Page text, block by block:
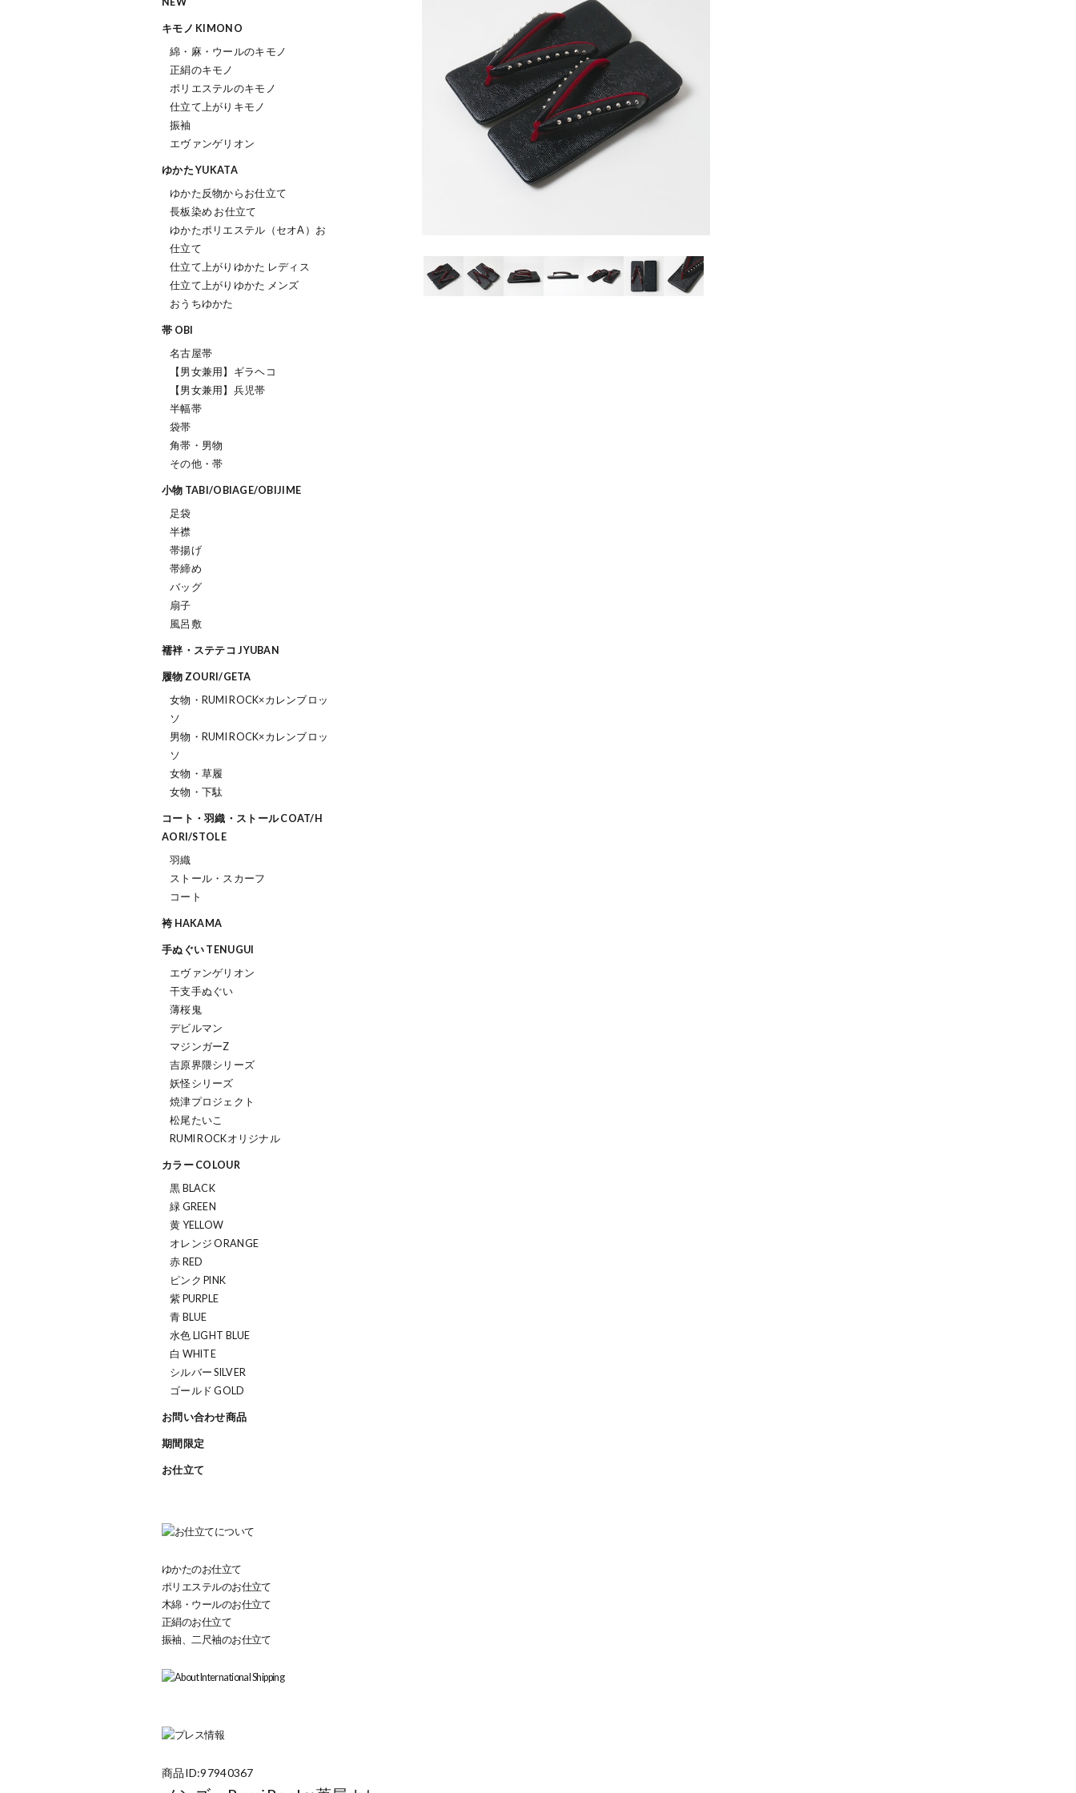
キモノ KIMONO
綿・麻・ウールのキモノ
正絹のキモノ
ポリエステルのキモノ
仕立て上がりキモノ
振袖
エヴァンゲリオン
ゆかた YUKATA
ゆかた反物からお仕立て
長板染め お仕立て
ゆかたポリエステル（セオΑ）お
仕立て
仕立て上がりゆかた レディス
仕立て上がりゆかた メンズ
おうちゆかた
帯 OBI
名古屋帯
【男女兼用】ギラヘコ
【男女兼用】兵児帯
半幅帯
袋帯
角帯・男物
その他・帯
小物 TABI/OBIAGE/OBIJIME
足袋
半襟
帯揚げ
帯締め
バッグ
扇子
風呂敷
襦袢・ステテコ JYUBAN
履物 ZOURI/GETA
女物・RUMI ROCK×カレンブロッ
ソ
男物・RUMI ROCK×カレンブロッ
ソ
女物・草履
女物・下駄
コート・羽織・ストール COAT/H
AORI/STOLE
羽織
ストール・スカーフ
コート
袴 HAKAMA
手ぬぐい TENUGUI
エヴァンゲリオン
干支手ぬぐい
薄桜鬼
デビルマン
マジンガーZ
吉原界隈シリーズ
妖怪シリーズ
焼津プロジェクト
松尾たいこ
RUMI ROCKオリジナル
カラー COLOUR
黒 BLACK
緑 GREEN
黄 YELLOW
オレンジ ORANGE
赤 RED
ピンク PINK
紫 PURPLE
青 BLUE
水色 LIGHT BLUE
白 WHITE
シルバー SILVER
ゴールド GOLD
お問い合わせ商品
期間限定
お仕立て
ゆかたのお仕立て
ポリエステルのお仕立て
木綿・ウールのお仕立て
正絹のお仕立て
振袖、二尺袖のお仕立て
商品ID:97940367